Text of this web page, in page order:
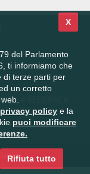
X
del Parlamento
ti informiamo che
di terze parti per
un corretto
privacy policy e la
puoi modificare
Rifiuta tutto